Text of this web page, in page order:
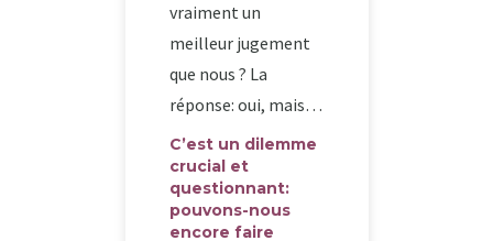
vraiment un
meilleur jugement
que nous ? La
réponse: oui, mais…
C’est un dilemme
crucial et
questionnant:
pouvons-nous
encore faire